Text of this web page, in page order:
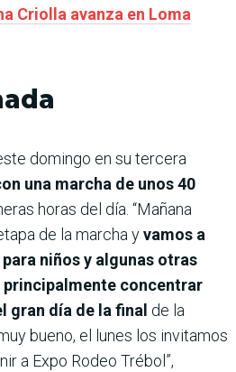
Criolla avanza en Loma
domingo en su tercera
una marcha de unos 40
horas del día. “Mañana
de la marcha yvamos a
niños y algunas otras
principalmente concentrar
gran día de la final de la
bueno, el lunes los invitamos
a Expo Rodeo Trébol”,